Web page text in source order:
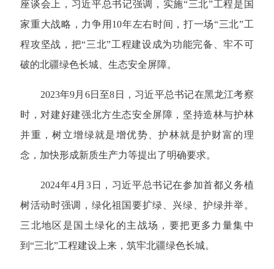
座谈会上，习近平总书记强调，实施“三北”工程是国
家重大战略，力争用10年左右时间，打一场“三北”工
程攻坚战，把“三北”工程建设成为功能完备、牢不可
破的北疆绿色长城、生态安全屏障。
2023年9月6日至8日，习近平总书记在黑龙江考察
时，对建好建强北方生态安全屏障，坚持造林与护林
并重，树立增绿就是增优势、护林就是护财富的理
念，加快形成新质生产力等提出了明确要求。
2024年4月3日，习近平总书记在参加首都义务植
树活动时强调，绿化祖国要扩绿、兴绿、护绿并举。
三北地区是国土绿化的主战场，要把更多力量集中
到“三北”工程建设上来，筑牢北疆绿色长城。